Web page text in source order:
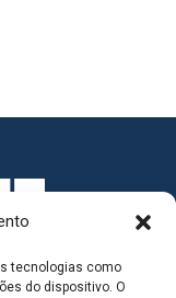
tecnologias como
do dispositivo. O